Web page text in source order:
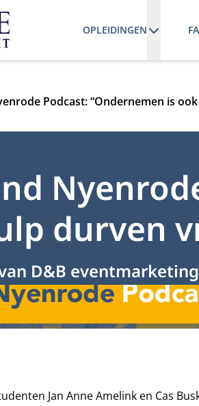
OPLEIDINGEN
Podcast: “Ondernemen is
durven
D&B
Jan Anne Amelink en Cas